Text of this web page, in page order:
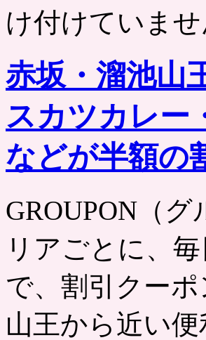
け付けていませ
赤坂・溜池山
スカツカレー
などが半額の
GROUPON（
リアごとに、
で、割引クー
山王から近い